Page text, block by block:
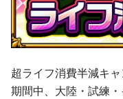
超ライフ消費半減キ
期間中、大陸・試練